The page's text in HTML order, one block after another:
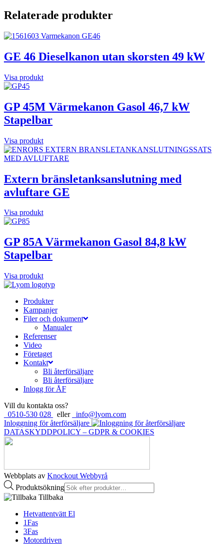
Relaterade produkter
GE 46 Dieselkanon utan skorsten 49 kW
Visa produkt
GP 45M Värmekanon Gasol 46,7 kW
Stapelbar
Visa produkt
Extern bränsletanksanslutning med
avluftare GE
Visa produkt
GP 85A Värmekanon Gasol 84,8 kW
Stapelbar
Visa produkt
Produkter
Kampanjer
Filer och dokument
Manualer
Referenser
Video
Företaget
Kontakt
Bli återförsäljare
Bli återförsäljare
Inlogg för ÅF
Vill du kontakta oss?
0510-530 028
eller
info@lyom.com
Inloggning för återförsäljare
DATASKYDDPOLICY – GDPR & COOKIES
Webbplats av Knockout Webbyrå
Produktsökning
Tillbaka
Hetvattentvätt El
1Fas
3Fas
Motordriven